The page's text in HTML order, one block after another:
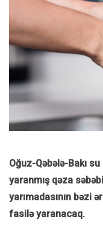
Oğuz-Qəbələ-Bakı
yaranmış qəza
yarımadasının bəzi
fasilə yaranacaq.